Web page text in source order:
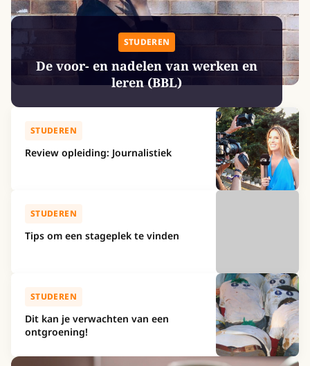
STUDEREN
De voor- en nadelen van werken en
leren (BBL)
STUDEREN
Review opleiding: Journalistiek
STUDEREN
Tips om een stageplek te vinden
STUDEREN
Dit kan je verwachten van een
ontgroening!